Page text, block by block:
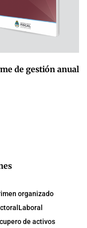
de gestión anual
organizado
Laboral
de activos